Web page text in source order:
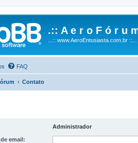
.:: A e r o F ó r u
...:: www.AeroEntusiasta.com.br ::...
FAQ
Contato
Administrador
email: